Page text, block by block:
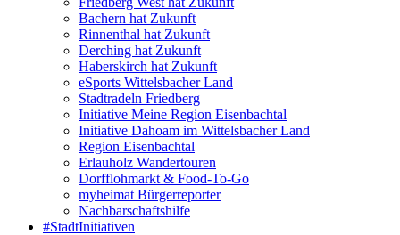
Bachern hat Zukunft
Rinnenthal hat Zukunft
Derching hat Zukunft
Haberskirch hat Zukunft
eSports Wittelsbacher Land
Stadtradeln Friedberg
Initiative Meine Region Eisenbachtal
Initiative Dahoam im Wittelsbacher Land
Region Eisenbachtal
Erlauholz Wandertouren
Dorfflohmarkt & Food-To-Go
myheimat Bürgerreporter
Nachbarschaftshilfe
#StadtInitiativen